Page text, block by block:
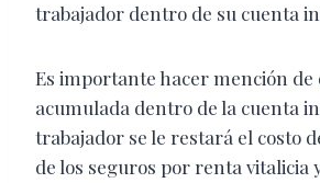
trabajador dentro de su cuenta
Es importante hacer mención de
acumulada dentro de la cuenta
trabajador se le restará el costo
de los seguros por renta vitalicia